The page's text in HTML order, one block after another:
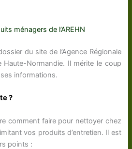
ménagers de l’AREHN
du site de l’Agence Régionale
Haute-Normandie. Il mérite le coup
informations.
?
comment faire pour nettoyer chez
vos produits d’entretien. Il est
points :